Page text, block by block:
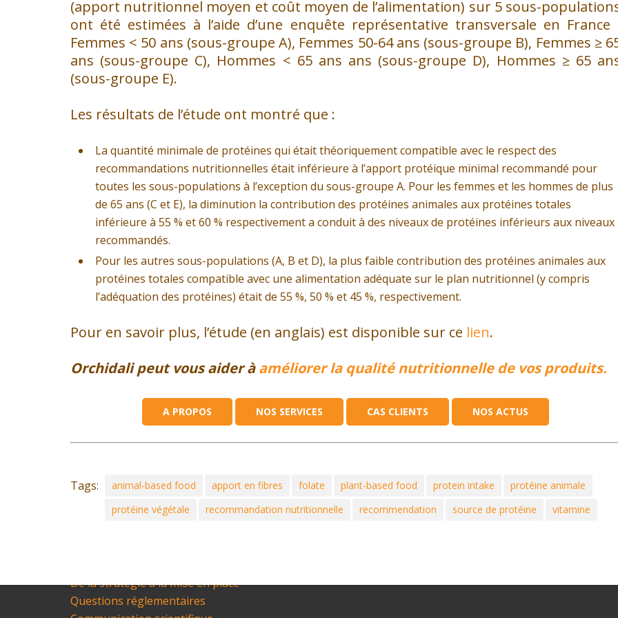
(apport nutritionnel moyen et coût moyen de l’alimentation) sur 5 sous-
ont été estimées à l’aide d’une enquête représentative transversale en France
Femmes < 50 ans (sous-groupe A), Femmes 50-64 ans (sous-groupe B), Femmes ≥
ans (sous-groupe C), Hommes < 65 ans ans (sous-groupe D), Hommes ≥ 65
(sous-groupe E).
Les résultats de l’étude ont montré que :
La quantité minimale de protéines qui était théoriquement compatible avec le respect des
recommandations nutritionnelles était inférieure à l’apport protéique minimal recommandé pour
toutes les sous-populations à l’exception du sous-groupe A. Pour les femmes et les hommes de plus
de 65 ans (C et E), la diminution la contribution des protéines animales aux protéines totales
inférieure à 55 % et 60 % respectivement a conduit à des niveaux de protéines inférieurs aux niveaux
recommandés.
Pour les autres sous-populations (A, B et D), la plus faible contribution des protéines animales aux
protéines totales compatible avec une alimentation adéquate sur le plan nutritionnel (y compris
l’adéquation des protéines) était de 55 %, 50 % et 45 %, respectivement.
Pour en savoir plus, l’étude (en anglais) est disponible sur ce lien.
Orchidali peut vous aider àaméliorer la qualité nutritionnelle de vos produits.
A PROPOS NOS SERVICES CAS CLIENTS NOS ACTUS
Tags: animal-based food apport en fibres folate plant-based food protein intake
protéine animale
protéine végétale
recommandation nutritionnelle recommendation source de protéine vitamine
QUI SOMMES-NOUS
A propos d’Orchidali
Agenda
De la stratégie à la mise en place
Questions réglementaires